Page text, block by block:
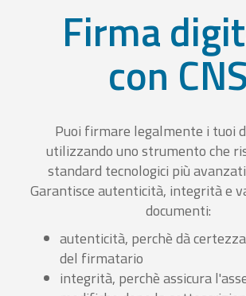
Firma
con CNS
Puoi firmare legalmente i tuoi
utilizzando uno strumento che
standard tecnologici più
Garantisce autenticità, integrità e
documenti:
autenticità, perchè dà
del firmatario
integrità, perchè assicura